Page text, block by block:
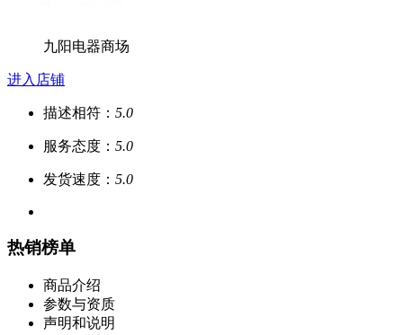
九阳电器商场
进入店铺
描述相符： 5.0
服务态度： 5.0
发货速度： 5.0
热销榜单
商品介绍
参数与资质
声明和说明